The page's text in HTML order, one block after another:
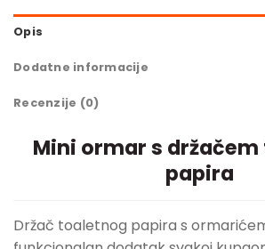
Opis
Dodatne informacije
Recenzije (0)
Mini ormar s
papira
Držač toaletnog papira s